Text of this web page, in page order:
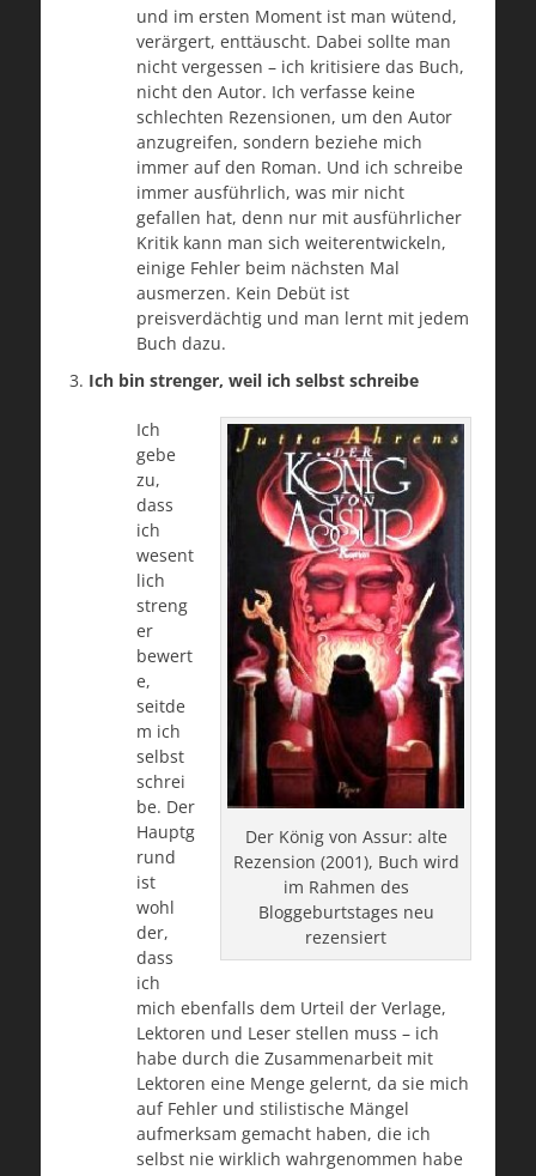
und im ersten Moment ist man wütend,
verärgert, enttäuscht. Dabei sollte man
nicht vergessen – ich kritisiere das Buch,
nicht den Autor. Ich verfasse keine
schlechten Rezensionen, um den Autor
anzugreifen, sondern beziehe mich
immer auf den Roman. Und ich schreibe
immer ausführlich, was mir nicht
gefallen hat, denn nur mit ausführlicher
Kritik kann man sich weiterentwickeln,
einige Fehler beim nächsten Mal
ausmerzen. Kein Debüt ist
preisverdächtig und man lernt mit jedem
Buch dazu.
Ich bin strenger, weil ich selbst schreibe
Der König von Assur: alte
Rezension (2001), Buch wird
im Rahmen des
Bloggeburtstages neu
rezensiert
Ich
gebe
zu,
dass
ich
wesent
lich
streng
er
bewert
e,
seitde
m ich
selbst
schrei
be. Der
Hauptg
rund
ist
wohl
der,
dass
ich
mich ebenfalls dem Urteil der Verlage,
Lektoren und Leser stellen muss – ich
habe durch die Zusammenarbeit mit
Lektoren eine Menge gelernt, da sie mich
auf Fehler und stilistische Mängel
aufmerksam gemacht haben, die ich
selbst nie wirklich wahrgenommen habe